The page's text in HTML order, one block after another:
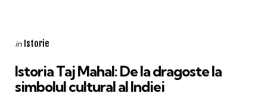
Categories
Posted
in Istorie
Istoria Taj Mahal: De la dragoste la
simbolul cultural al Indiei